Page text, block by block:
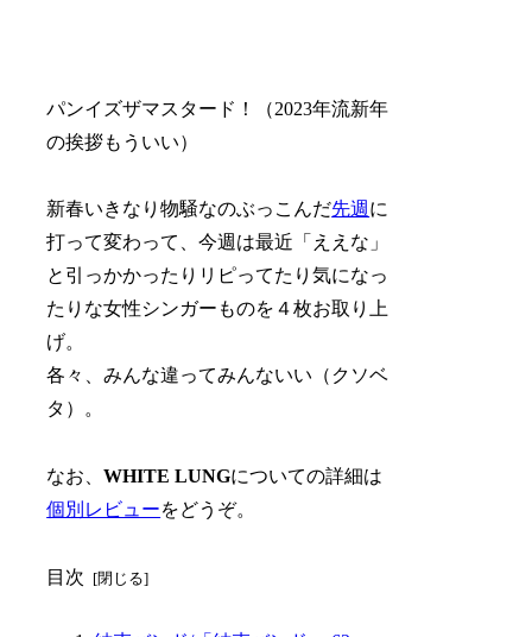
パンイズザマスタード！（2023年流新年
の挨拶もういい）
新春いきなり物騒なのぶっこんだ先週に
打って変わって、今週は最近「ええな」
と引っかかったりリピってたり気になっ
たりな女性シンガーものを４枚お取り上
げ。
各々、みんな違ってみんないい（クソベ
タ）。
なお、WHITE LUNGについての詳細は
個別レビューをどうぞ。
目次